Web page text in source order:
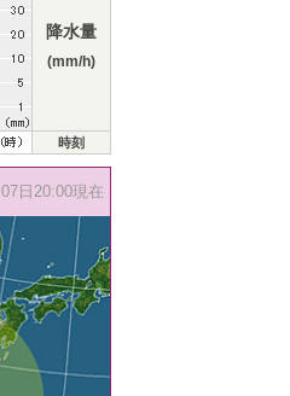
降水量
(mm/h)
時刻
07日20:00現在